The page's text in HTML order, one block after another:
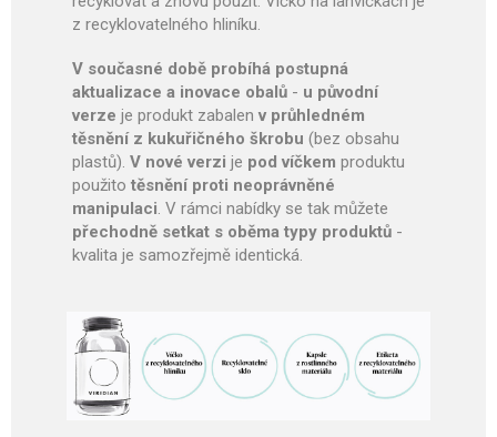
z recyklovatelného hliníku.
V současné době probíhá postupná
aktualizace a inovace obalů - u původní
verze je produkt zabalen v průhledném
těsnění z kukuřičného škrobu (bez obsahu
plastů). V nové verzi je pod víčkem produktu
použito těsnění proti neoprávněné
manipulaci. V rámci nabídky se tak můžete
přechodně setkat s oběma typy produktů -
kvalita je samozřejmě identická.